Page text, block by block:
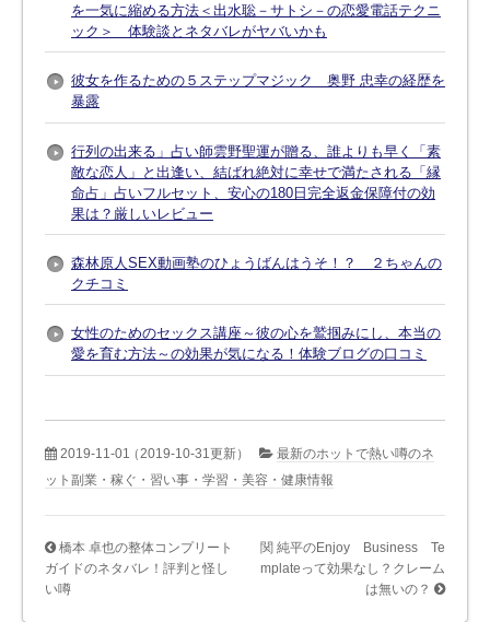
を一気に縮める方法＜出水聡－サトシ－の恋愛電話テクニ
ック＞ 体験談とネタバレがヤバいかも
彼女を作るための５ステップマジック 奥野 忠幸の経歴を
暴露
行列の出来る」占い師雲野聖運が贈る、誰よりも早く「素
敵な恋人」と出逢い、結ばれ絶対に幸せで満たされる「縁
命占」占いフルセット、安心の180日完全返金保障付の効
果は？厳しいレビュー
森林原人SEX動画塾のひょうばんはうそ！？ ２ちゃんの
クチコミ
女性のためのセックス講座～彼の心を鷲掴みにし、本当の
愛を育む方法～の効果が気になる！体験ブログの口コミ
2019-11-01（2019-10-31更新）
最新のホットで熱い噂のネ
ット副業・稼ぐ・習い事・学習・美容・健康情報
橋本 卓也の整体コンプリート
ガイドのネタバレ！評判と怪し
い噂
関 純平のEnjoy Business Te
mplateって効果なし？クレーム
は無いの？